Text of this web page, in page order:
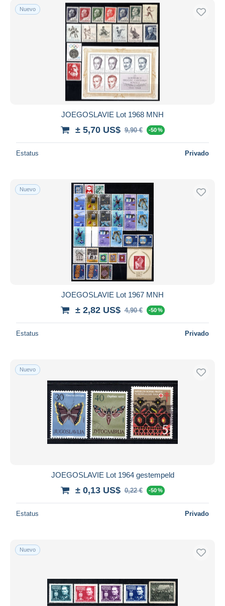
Nuevo
JOEGOSLAVIE Lot 1968 MNH
± 5,70 US$ 9,90 € -50 %
Estatus Privado
Nuevo
JOEGOSLAVIE Lot 1967 MNH
± 2,82 US$ 4,90 € -50 %
Estatus Privado
Nuevo
JOEGOSLAVIE Lot 1964 gestempeld
± 0,13 US$ 0,22 € -50 %
Estatus Privado
Nuevo